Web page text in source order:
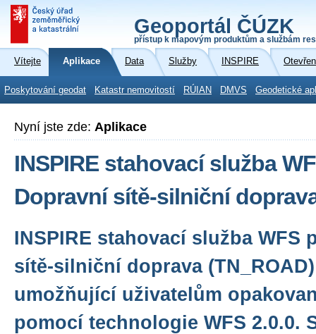
Geoportál ČÚZK
přístup k mapovým produktům a službám
Vítejte Aplikace Data Služby INSPIRE
Poskytování geodat Katastr nemovitostí RÚIAN DMVS Geodetické
Nyní jste zde: Aplikace
INSPIRE stahovací služba
Dopravní sítě-silniční
INSPIRE stahovací služba WFS
sítě-silniční doprava
umožňující uživatelům
pomocí technologie WFS 2.0.0.